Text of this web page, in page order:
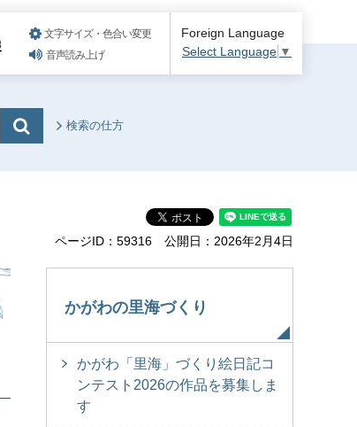
文字サイズ・色合い変更
音声読み上げ
Foreign Language
Select Language ▼
検索の仕方
ページID：59316 公開日：2026年2月4日
かがわの里海づくり
かがわ「里海」づくり絵日記コ
ンテスト2026の作品を募集しま
す